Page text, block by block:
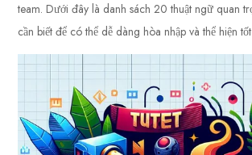
team. Dưới đây là danh sách 20 thuật ngữ quan
cần biết để có thể dễ dàng hòa nhập và thể hiện